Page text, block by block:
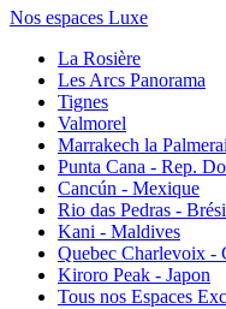
Nos espaces Luxe
La Rosière
Les Arcs Panorama
Tignes
Valmorel
Marrakech la
Punta Cana - Rep.
Cancún - Mexique
Rio das Pedras -
Kani - Maldives
Quebec Charlevoix -
Kiroro Peak - Japon
Tous nos Espaces